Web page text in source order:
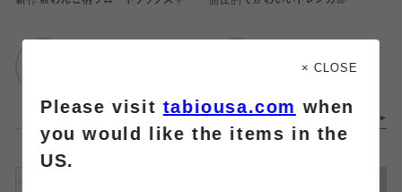
ルミネ横浜店
× CLOSE
Please visittabiousa.com when
you would like the items in the
US.